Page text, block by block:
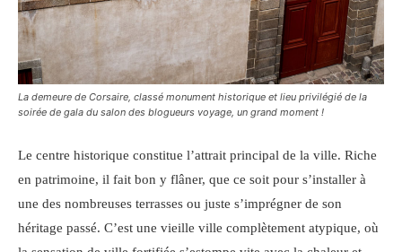
La demeure de Corsaire, classé monument historique et lieu privilégié de la
soirée de gala du salon des blogueurs voyage, un grand moment !
Le centre historique constitue l’attrait principal de la ville. Riche
en patrimoine, il fait bon y flâner, que ce soit pour s’installer à
une des nombreuses terrasses ou juste s’imprégner de son
héritage passé. C’est une vieille ville complètement atypique, où